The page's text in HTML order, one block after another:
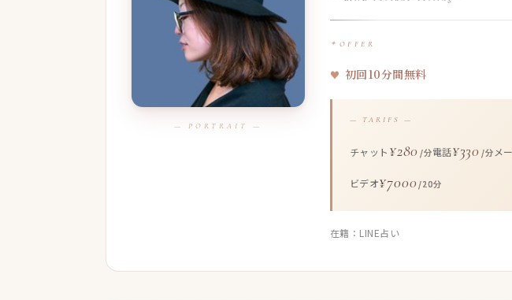
OFFER
初回10分間無料
— TARIFS —
チャット ¥280 /分電話¥330 /分 メ
ビデオ¥7000 /20分
在籍：LINE占い